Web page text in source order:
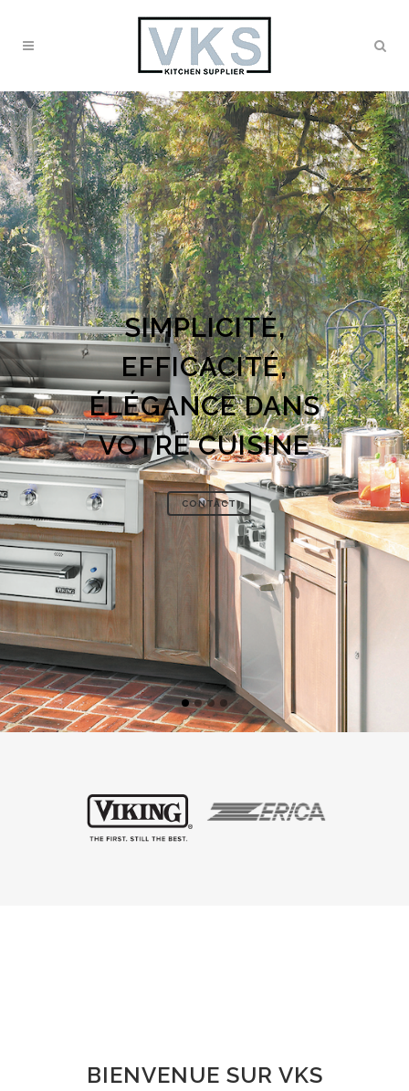
SIMPLICITÉ,
EFFICACITÉ,
ÉLÉGANCE DANS
VOTRE CUISINE
CONTACT
BIENVENUE SUR VKS